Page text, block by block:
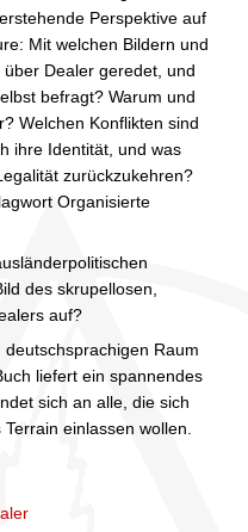
Perspektive auf
Mit welchen Bildern und
Dealer geredet, und
befragt? Warum und
Welchen Konflikten sind
ihre Identität, und was
zurückzukehren?
Organisierte
des skrupellosen,
auf?
Raum
liefert ein spannendes
sich an alle, die sich
einlassen wollen.